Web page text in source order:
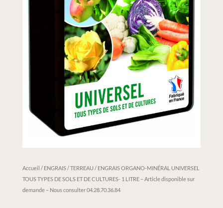
Accueil / ENGRAIS / TERREAU / ENGRAIS ORGANO-MINÉRAL UNIVERSEL
TOUS TYPES DE SOLS ET DE CULTURES- 1 LITRE – Article disponible sur
demande – Nous consulter 04.28.70.36.84